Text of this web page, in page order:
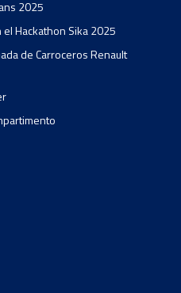
2025
Hackathon Sika 2025
de Carroceros Renault